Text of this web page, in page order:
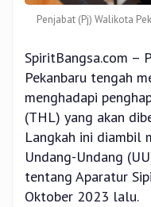
Penjabat (Pj) Walikota
SpiritBangsa.com –
Pekanbaru tengah
menghadapi
(THL) yang akan
Langkah ini diambil
Undang-Undang
tentang Aparatur
Oktober 2023 lalu.